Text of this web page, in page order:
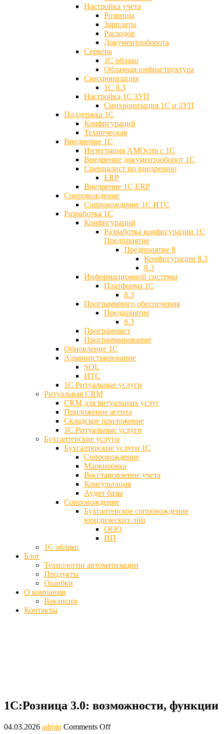
Настройка учета
Розницы
Зарплаты
Расходов
Документооборота
Сервера
1С облако
Облачная инфраструктура
Синхронизация
1С 8.3
Настройка 1С ЗУП
Синхронизация 1С и ЗУП
Поддержка 1С
Конфигураций
Техническая
Внедрение 1С
Интеграция AMOcrm с 1C
Внедрение документооборот 1С
Специалист по внедрению
ERP
Внедрение 1С ERP
Cопровождение
Cопровождение 1С ИТС
Разработка 1C
Конфигураций
Разработка конфигурации 1С
Предприятие
Предприятие 8
Конфигурации 8.3
8.3
Информационной системы
Платформа 1С
8.3
Программного обеспечения
Предприятие
8.3
Программист
Программирование
Обновление 1С
Администрирование
SQL
ИТС
1С Ритуальные услуги
Ритуальная CRM
CRM для ритуальных услуг
Приложение агента
Складское приложение
1С Ритуальные услуги
Бухгалтерские услуги
Бухгалтерские услуги 1С
Сопровождение
Маркировка
Восстановление учета
Консультация
Аудит базы
Cопровождение
Бухгалтерское сопровождение
юридических лиц
ООО
ИП
1С облако
Блог
Технологии автоматизации
Продукты
Ошибки
О компании
Вакансии
Контакты
1С:Розница 3.0: возможности, функции
04.03.2026 admin Comments Off